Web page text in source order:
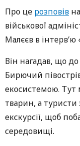
Про це розповів
військової
Малєєв в
Він нагадав, що
Бирючий
екосистемою. Тут
тварин, а туристи
екскурсії, щоб
середовищі.